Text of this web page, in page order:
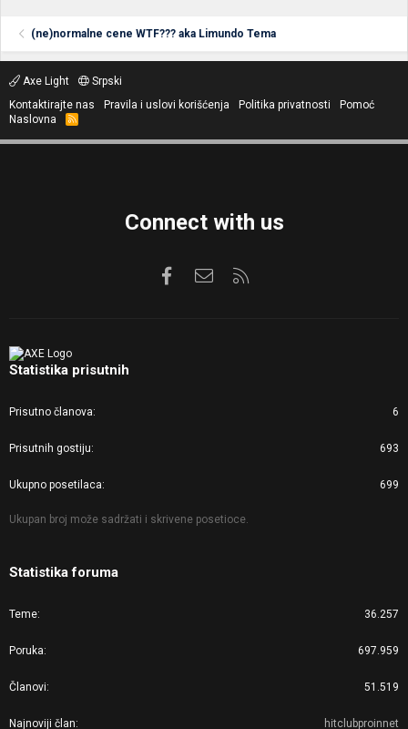
(ne)normalne cene WTF??? aka Limundo Tema
Axe Light
Srpski
Kontaktirajte nas
Pravila i uslovi korišćenja Politika privatnosti
Pomoć
Naslovna
R
S
Connect with us
FacebookKontaktirajte nas
Statistika prisutnih
Prisutno članova 6
Prisutnih gostiju 693
Ukupno posetilaca 699
Ukupan broj može sadržati i skrivene posetioce.
Statistika foruma
Teme 36.257
Poruka 697.959
Članovi 51.519
Najnoviji član hitclubproinnet